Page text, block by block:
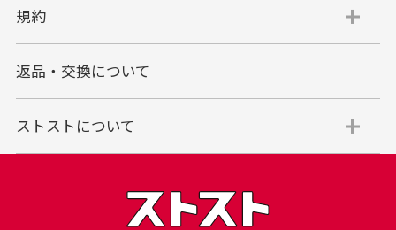
規約
返品・交換について
ストストについて